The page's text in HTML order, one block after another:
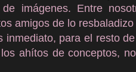
imágenes. Entre
amigos de lo
para el resto
ahítos de conceptos,